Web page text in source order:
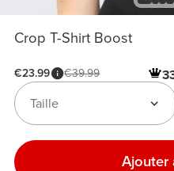
Crop T-Shirt Boost
€23.99 €39.99
Taille
Ajouter